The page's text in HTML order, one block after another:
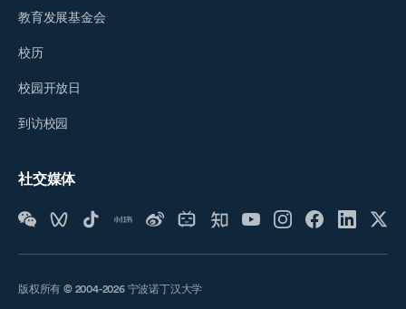
教育发展基金会
校历
校园开放日
到访校园
社交媒体
版权所有 © 2004-2026 宁波诺丁汉大学